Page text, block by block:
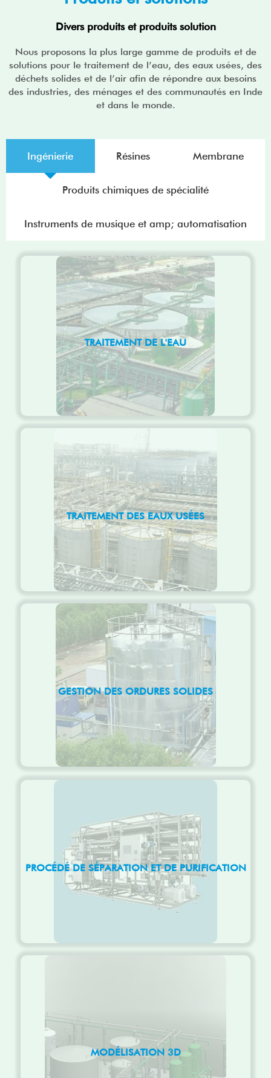
Divers produits et produits solution
Nous proposons la plus large gamme de produits et de
solutions pour le traitement de l’eau, des eaux usées, des
déchets solides et de l’air afin de répondre aux besoins
des industries, des ménages et des communautés en Inde
et dans le monde.
Ingénierie Résines Membrane
Produits chimiques de spécialité
Instruments de musique et amp; automatisation
TRAITEMENT DE L'EAU
TRAITEMENT DES EAUX USÉES
GESTION DES ORDURES SOLIDES
PROCÉDÉ DE SÉPARATION ET DE PURIFICATION
MODÉLISATION 3D